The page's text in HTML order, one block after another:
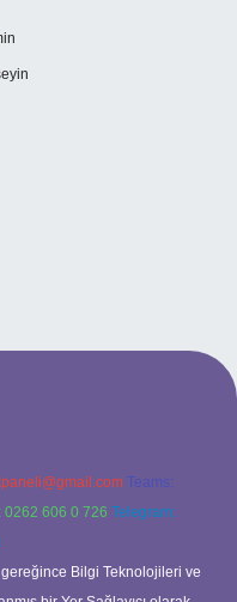
Teams:
0262 606 0 726 Telegram:
Bilgi Teknolojileri ve